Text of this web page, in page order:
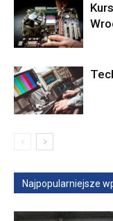
Najpopularniejsze